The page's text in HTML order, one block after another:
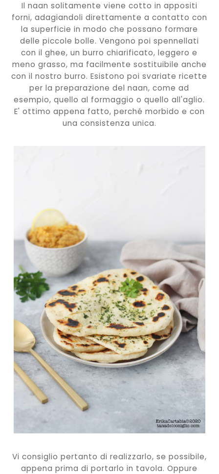
Il naan solitamente viene cotto in appositi
forni, adagiandoli direttamente a contatto con
la superficie in modo che possano formare
delle piccole bolle. Vengono poi spennellati
con il ghee, un burro chiarificato, leggero e
meno grasso, ma facilmente sostituibile anche
con il nostro burro. Esistono poi svariate ricette
per la preparazione del naan, come ad
esempio, quello al formaggio o quello all'aglio.
E' ottimo appena fatto, perché morbido e con
una consistenza unica.
Vi consiglio pertanto di realizzarlo, se possibile,
appena prima di portarlo in tavola. Oppure